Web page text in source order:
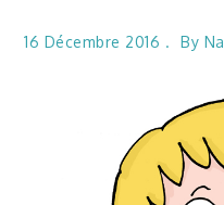
16 Décembre 2016 By